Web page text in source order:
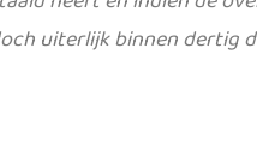
uiterlijk binnen dertig